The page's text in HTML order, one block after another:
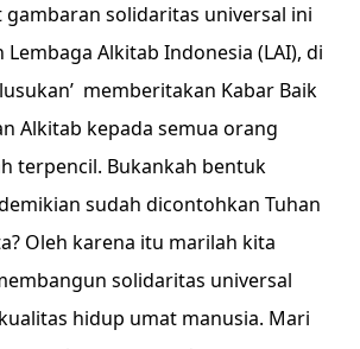
gambaran solidaritas universal ini
Lembaga Alkitab Indonesia (LAI), di
memberitakan Kabar Baik
Alkitab kepada semua orang
terpencil. Bukankah bentuk
sudah dicontohkan Tuhan
Oleh karena itu marilah kita
solidaritas universal
hidup umat manusia. Mari